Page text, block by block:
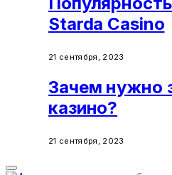
Starda Casino
21 сентября, 2023
Зачем нужно
казино?
21 сентября, 2023